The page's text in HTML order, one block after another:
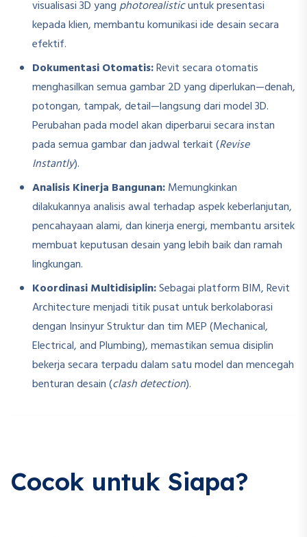
visualisasi 3D yangphotorealisticuntuk presentasi
kepada klien, membantu komunikasi ide desain secara
efektif.
Dokumentasi Otomatis:Revit secara otomatis
menghasilkan semua gambar 2D yang diperlukan—denah,
potongan, tampak, detail—langsung dari model 3D.
Perubahan pada model akan diperbarui secara instan
pada semua gambar dan jadwal terkait (Revise
Instantly).
Analisis Kinerja Bangunan:Memungkinkan
dilakukannya analisis awal terhadap aspek keberlanjutan,
pencahayaan alami, dan kinerja energi, membantu arsitek
membuat keputusan desain yang lebih baik dan ramah
lingkungan.
Koordinasi Multidisiplin:Sebagai platform BIM, Revit
Architecture menjadi titik pusat untuk berkolaborasi
dengan Insinyur Struktur dan tim MEP (Mechanical,
Electrical, and Plumbing), memastikan semua disiplin
bekerja secara terpadu dalam satu model dan mencegah
benturan desain (clash detection).
Cocok untuk Siapa?